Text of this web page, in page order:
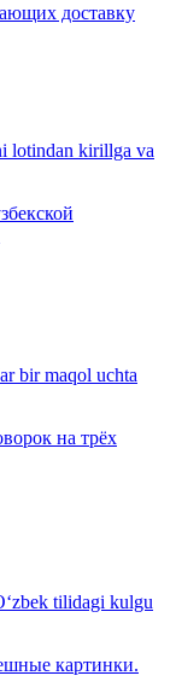
доставку
lotindan kirillga va
bir maqol uchta
на трёх
tilidagi kulgu
картинки.